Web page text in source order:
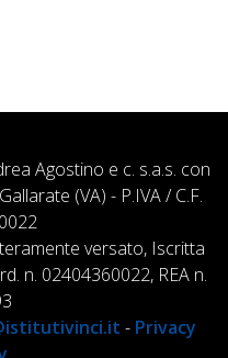
Agostino e c. s.a.s. con
(VA) - P.IVA / C.F.
versato, Iscritta
n. 02404360022, REA n.
- Privacy